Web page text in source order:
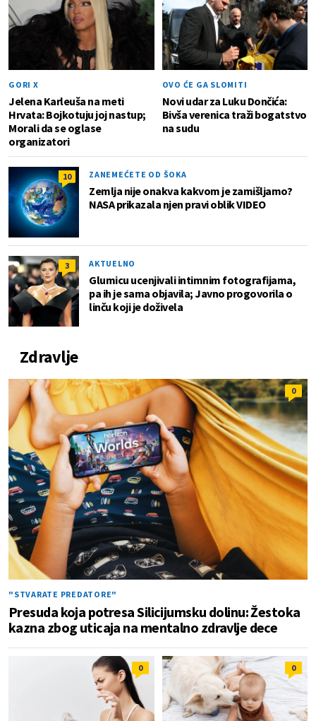
GORI X
Jelena Karleuša na meti
Hrvata: Bojkotuju joj nastup;
Morali da se oglase
organizatori
OVO ĆE GA SLOMITI
Novi udar za Luku Dončića:
Bivša verenica traži bogatstvo
na sudu
10 ZANEMEĆETE OD ŠOKA
Zemlja nije onakva kakvom je zamišljamo?
NASA prikazala njen pravi oblik VIDEO
3 AKTUELNO
Glumicu ucenjivali intimnim fotografijama,
pa ih je sama objavila; Javno progovorila o
linču koji je doživela
Zdravlje
0
"STVARATE PREDATORE"
Presuda koja potresa Silicijumsku dolinu: Žestoka
kazna zbog uticaja na mentalno zdravlje dece
0 0